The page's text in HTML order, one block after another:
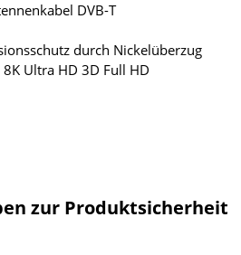
DVB-T
durch Nickelüberzug
Ultra HD 3D Full HD
zur Produktsicherheit